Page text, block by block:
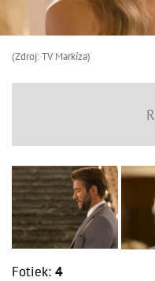
(Zdroj: TV Markíza)
Fotiek: 4